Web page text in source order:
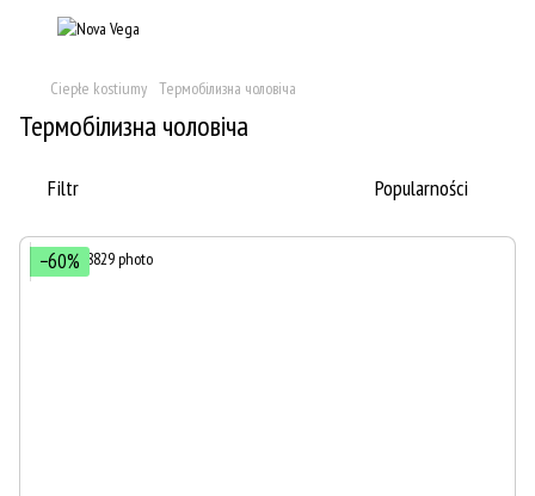
Ciepłe kostiumy Термобілизна чоловіча
Термобілизна чоловіча
Filtr Popularności
−60%